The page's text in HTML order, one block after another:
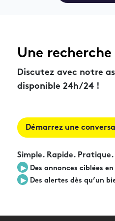
Une
Discutez avec notre
disponible 24h/24 !
Démarrez une
Simple. Rapide. Pratique.
▶︎
Des annonces ciblées
▶︎
Des alertes dès qu’un